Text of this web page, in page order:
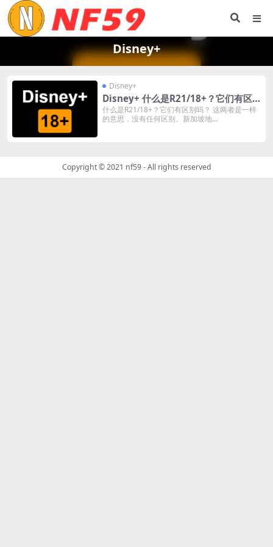
Disney+
Disney+
Disney+ 什么是R21/18+？它们有区
别吗？如何解锁R21/18+？
什么是R21/18+？它们有区别吗？ 这两者是一样
的意思，没有任何区别。新加坡地...
Copyright © 2021 nf59- All rights reserved